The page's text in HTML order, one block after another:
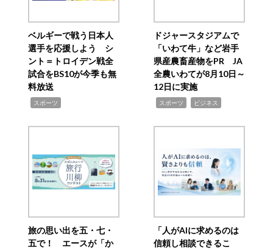
ベルギーで戦う日本人
選手を応援しよう シ
ント＝トロイデン戦全
試合をBS10が今季も無
料放送
スポーツ
ドジャースタジアムで
「いわて牛」など岩手
県産農畜産物をPR JA
全農いわてが8月10日～
12日に実施
スポーツ ビジネス
旅の思い出を五・七・
五で！ エースが「か
「人がAIに求めるのは
信頼し相談できるこ